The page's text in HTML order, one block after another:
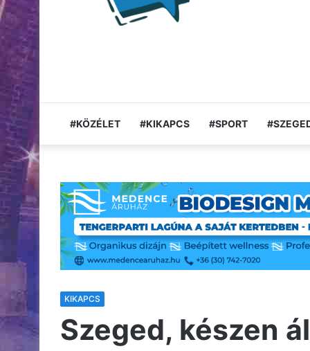
#KÖZÉLET #KIKAPCS #SPORT
KIKAPCS
Szeged, készen